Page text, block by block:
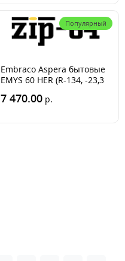
Популярный
Embraco Aspera бытовые
EMYS 60 HER (R-134, -23,3
7 470.00 р.